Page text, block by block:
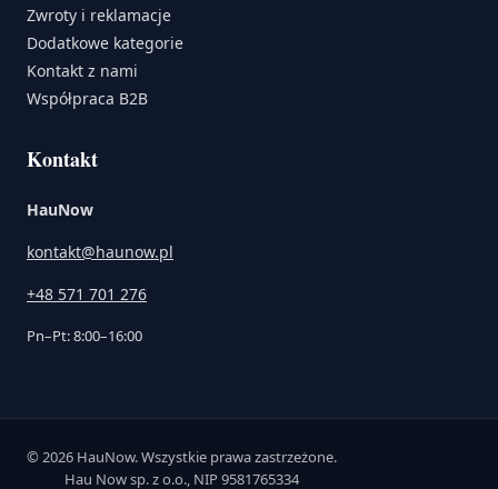
Zwroty i reklamacje
Dodatkowe kategorie
Kontakt z nami
Współpraca B2B
Kontakt
HauNow
kontakt@haunow.pl
+48 571 701 276
Pn–Pt: 8:00–16:00
© 2026 HauNow. Wszystkie prawa zastrzeżone.
Hau Now sp. z o.o., NIP 9581765334